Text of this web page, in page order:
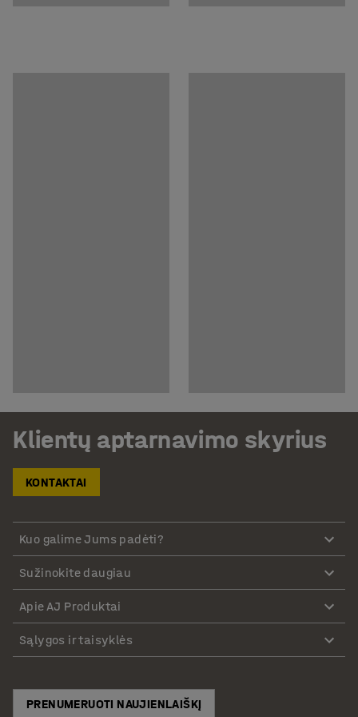
Klientų aptarnavimo skyrius
KONTAKTAI
Kuo galime Jums padėti?
Sužinokite daugiau
Apie AJ Produktai
Sąlygos ir taisyklės
PRENUMERUOTI NAUJIENLAIŠKĮ